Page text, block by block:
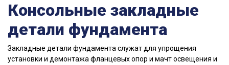
Консольные закладные
детали фундамента
Закладные детали фундамента служат для упрощения
установки и демонтажа фланцевых опор и мачт освещения и